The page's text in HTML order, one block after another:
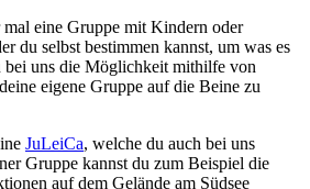
eine Gruppe mit Kindern oder
du selbst bestimmen kannst, um was es
bei uns die Möglichkeit mithilfe von
eigene Gruppe auf die Beine zu
JuLeiCa, welche du auch bei uns
Gruppe kannst du zum Beispiel die
auf dem Gelände am Südsee